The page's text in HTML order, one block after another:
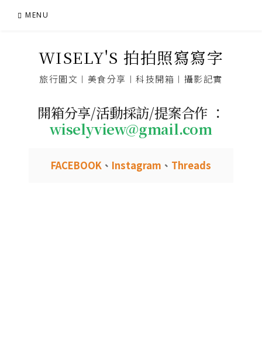
MENU
WISELY'S 拍拍照寫寫字
旅行圖文︱美食分享︱科技開箱︱攝影記實
開箱分享/活動採訪/提案合作 ：
wiselyview@gmail.com
FACEBOOK 、 Instagram 、 Threads